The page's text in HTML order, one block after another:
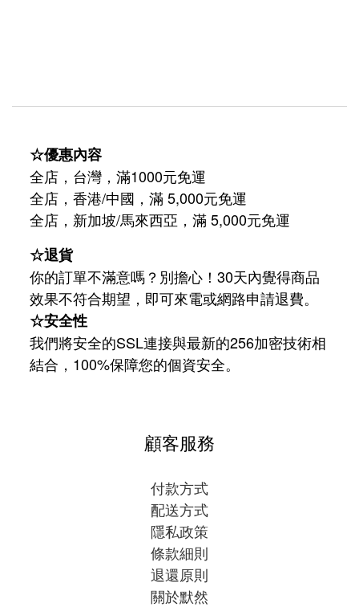
☆優惠內容
全店，台灣，滿1000元免運
全店，香港/中國，滿 5,000元免運
全店，新加坡/馬來西亞，滿 5,000元免運
☆退貨
你的訂單不滿意嗎？別擔心！30天內覺得商品
效果不符合期望，即可來電或網路申請退費。
☆安全性
我們將安全的SSL連接與最新的256加密技術相
結合，100%保障您的個資安全。
顧客服務
付款方式
配送方式
隱私政策
條款細則
退還原則
關於默然